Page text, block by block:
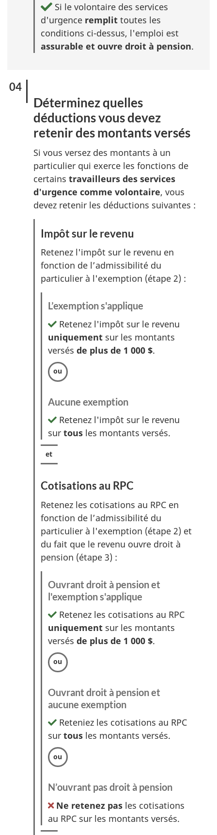
Si le volontaire des services
d'urgence remplit toutes les
conditions ci-dessus, l'emploi est
assurable et ouvre droit à pension.
Déterminez quelles
déductions vous devez
retenir des montants versés
Si vous versez des montants à un
particulier qui exerce les fonctions de
certains travailleurs des services
d'urgence comme volontaire, vous
devez retenir les déductions suivantes :
Impôt sur le revenu
Retenez l'impôt sur le revenu en
fonction de l’admissibilité du
particulier à l'exemption (étape 2) :
L’exemption s'applique
Retenez l'impôt sur le revenu
uniquement sur les montants
versés de plus de 1 000 $.
Aucune exemption
Retenez l'impôt sur le revenu
sur tous les montants versés.
Cotisations au RPC
Retenez les cotisations au RPC en
fonction de l’admissibilité du
particulier à l'exemption (étape 2) et
du fait que le revenu ouvre droit à
pension (étape 3) :
Ouvrant droit à pension et
l'exemption s'applique
Retenez les cotisations au RPC
uniquement sur les montants
versés de plus de 1 000 $.
Ouvrant droit à pension et
aucune exemption
Reteniez les cotisations au RPC
sur tous les montants versés.
N’ouvrant pas droit à pension
Ne retenez pas les cotisations
au RPC sur les montants versés.